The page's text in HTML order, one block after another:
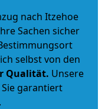
nach Itzehoe
Sachen sicher
selbst von den
Qualität. Unsere
garantiert